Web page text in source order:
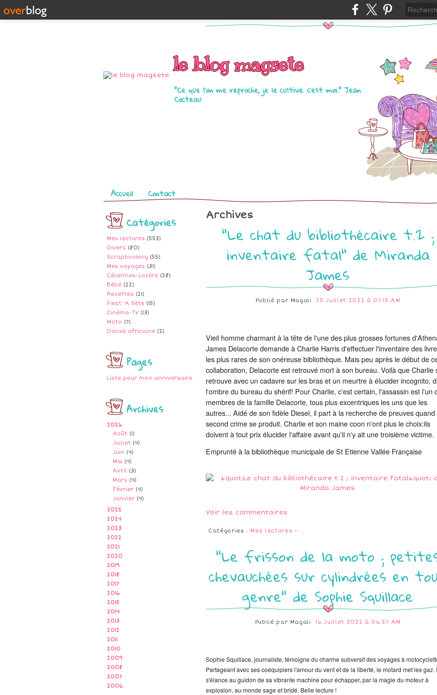
le blog magsete
"Ce que l'on me reproche, je le cultive. c'est moi." Jean
Cocteau
Pages
Accueil Contact
Catégories
Mes lectures (553)
Divers (80)
Scrapbooking (55)
Mes voyages (31)
Cévennes-Lozère (28)
Bébé (22)
Recettes (21)
Fiest 'A Sète (15)
Cinéma-TV (13)
Moto (7)
Danse africaine (2)
Pages
Liste pour mon anniversaire
Archives
2026
Août (1)
Juillet (4)
Juin (4)
Mai (4)
Avril (3)
Mars (4)
Février (4)
Janvier (4)
2025
2024
2023
2022
2021
2020
2019
2018
2017
2016
2015
2014
2013
2012
2011
2010
2009
2008
2007
2006
Archives
"Le chat du bibliothécaire t.2 ;
inventaire fatal" de Miranda
James
Publié par Magali 25 Juillet 2022 à 07:15 AM
Vieil homme charmant à la tête de l'une des plus grosses fortunes
James Delacorte demande à Charlie Harris d'effectuer l'inventaire des
les plus rares de son onéreuse bibliothèque. Mais peu après le début de
collaboration, Delacorte est retrouvé mort à son bureau. Voilà que Charlie
retrouve avec un cadavre sur les bras et un meurtre à élucider incognito,
l'ombre du bureau du shérif! Pour Charlie, c'est certain, l'assassin est l'un
membres de la famille Delacorte, tous plus excentriques les uns que les
autres... Aidé de son fidèle Diesel, il part à la recherche de preuves quand
second crime se produit. Charlie et son maine coon n'ont plus le choix:ils
doivent à tout prixélucider l'affaire avant qu'il n'y ait une troisième victime.
Emprunté à la bibliothèque municipale de St Etienne Vallée Française
Voir les commentaires
Catégories : Mes lectures - …
"Le frisson de la moto ;
chevauchées sur cylindrées en
genre" de Sophie Squillace
Publié par Magali 16 Juillet 2022 à 06:57 AM
Sophie Squillace, journaliste, témoigne du charme subversif des voyages à
Partageant avec ses coéquipiers l'amour du vent et de la liberté, le motard met les gaz.
s'élance au guidon de sa vibrante machine pour échapper, par la magie du moteur à
explosion, au monde sage et bridé. Belle lecture !